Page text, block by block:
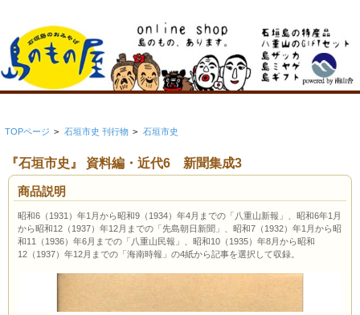
TOPページ > 石垣市史 刊行物 > 石垣市史
『石垣市史』 資料編・近代6 新聞集成3
商品説明
昭和6（1931）年1月から昭和9（1934）年4月までの「八重山新報」、昭和6年1月
から昭和12（1937）年12月までの「先島朝日新聞」、昭和7（1932）年1月から昭
和11（1936）年6月までの「八重山民報」、昭和10（1935）年8月から昭和
12（1937）年12月までの「海南時報」の4紙から記事を選択して収録。